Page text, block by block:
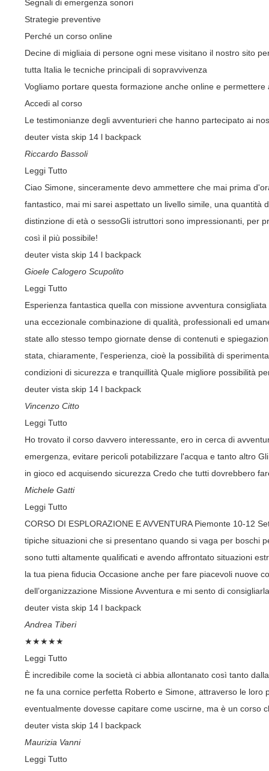
Segnali di emergenza sonori
Strategie preventive
Perché un corso online
Decine di migliaia di persone ogni mese visitano il nostro sito
tutta Italia le tecniche principali di sopravvivenza
Vogliamo portare questa formazione anche online e
Accedi al corso
Le testimonianze degli avventurieri che hanno partecipato ai
deuter vista skip 14 l backpack
Riccardo Bassoli
Leggi Tutto
Ciao Simone, sinceramente devo ammettere che mai prima
fantastico, mai mi sarei aspettato un livello simile, una
distinzione di età o sessoGli istruttori sono impressionanti, per
così il più possibile!
deuter vista skip 14 l backpack
Gioele Calogero Scupolito
Leggi Tutto
Esperienza fantastica quella con missione avventura
una eccezionale combinazione di qualità, professionali ed
state allo stesso tempo giornate dense di contenuti e
stata, chiaramente, l'esperienza, cioè la possibilità di
condizioni di sicurezza e tranquillità Quale migliore possibilità
deuter vista skip 14 l backpack
Vincenzo Citto
Leggi Tutto
Ho trovato il corso davvero interessante, ero in cerca di
emergenza, evitare pericoli potabilizzare l'acqua e tanto altro
in gioco ed acquisendo sicurezza Credo che tutti dovrebbero
Michele Gatti
Leggi Tutto
CORSO DI ESPLORAZIONE E AVVENTURA Piemonte 10-12
tipiche situazioni che si presentano quando si vaga per boschi
sono tutti altamente qualificati e avendo affrontato situazioni
la tua piena fiducia Occasione anche per fare piacevoli nuove
dell’organizzazione Missione Avventura e mi sento di
deuter vista skip 14 l backpack
Andrea Tiberi
★★★★★
Leggi Tutto
È incredibile come la società ci abbia allontanato così tanto
ne fa una cornice perfetta Roberto e Simone, attraverso le
eventualmente dovesse capitare come uscirne, ma è un corso
deuter vista skip 14 l backpack
Maurizia Vanni
Leggi Tutto